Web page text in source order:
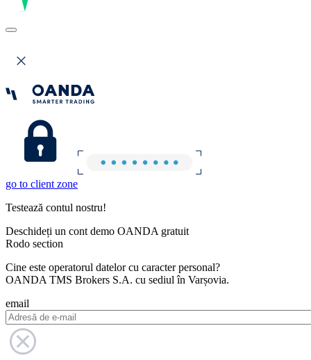
go to client zone
Testează contul nostru!
Deschideți un cont demo OANDA gratuit
Rodo section
Cine este operatorul datelor cu caracter personal?
OANDA TMS Brokers S.A. cu sediul în Varșovia.
email